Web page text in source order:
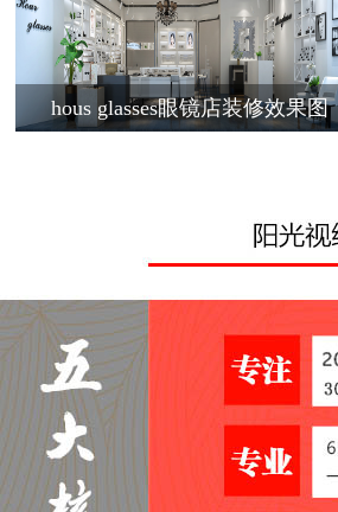
hous glasses眼镜店装修效果图